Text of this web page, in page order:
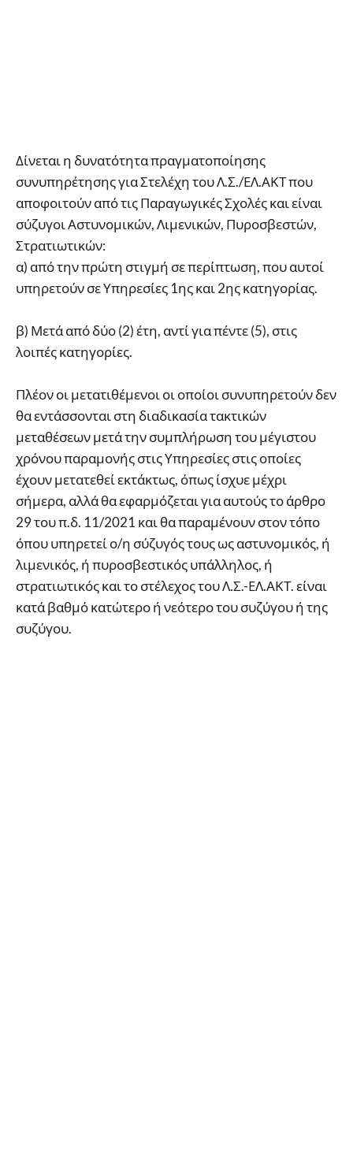
Δίνεται η δυνατότητα πραγματοποίησης
συνυπηρέτησης για Στελέχη του Λ.Σ./ΕΛ.ΑΚΤ που
αποφοιτούν από τις Παραγωγικές Σχολές και είναι
σύζυγοι Αστυνομικών, Λιμενικών, Πυροσβεστών,
Στρατιωτικών:
α) από την πρώτη στιγμή σε περίπτωση, που αυτοί
υπηρετούν σε Υπηρεσίες 1ης και 2ης κατηγορίας.
β) Μετά από δύο (2) έτη, αντί για πέντε (5), στις
λοιπές κατηγορίες.
Πλέον οι μετατιθέμενοι οι οποίοι συνυπηρετούν δεν
θα εντάσσονται στη διαδικασία τακτικών
μεταθέσεων μετά την συμπλήρωση του μέγιστου
χρόνου παραμονής στις Υπηρεσίες στις οποίες
έχουν μετατεθεί εκτάκτως, όπως ίσχυε μέχρι
σήμερα, αλλά θα εφαρμόζεται για αυτούς το άρθρο
29 του π.δ. 11/2021 και θα παραμένουν στον τόπο
όπου υπηρετεί ο/η σύζυγός τους ως αστυνομικός, ή
λιμενικός, ή πυροσβεστικός υπάλληλος, ή
στρατιωτικός και το στέλεχος του Λ.Σ.-ΕΛ.ΑΚΤ. είναι
κατά βαθμό κατώτερο ή νεότερο του συζύγου ή της
συζύγου.